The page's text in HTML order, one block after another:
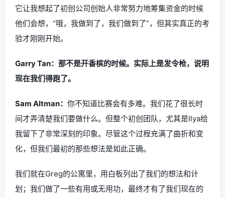
它让我想起了初创公司创始人非常努力地筹集资金的时候
他们会想，“哦，我做到了，我们做到了”，但其实真正的考
验才刚刚开始。
Garry Tan：那不是开香槟的时候。实际上是发令枪，说明
现在我们得跑了。
Sam Altman： 你不知道比赛会有多难。我们花了很长时
间才弄清楚我们要做什么。但整个初创团队，尤其是Ilya给
我留下了非常深刻的印象。尽管这个过程充满了曲折和变
化，但我们最初的那些想法是如此正确。
我们就在Greg的公寓里，用白板列出了我们的想法和计
划；我们做了一些有用或无用功，最终才有了我们现在的